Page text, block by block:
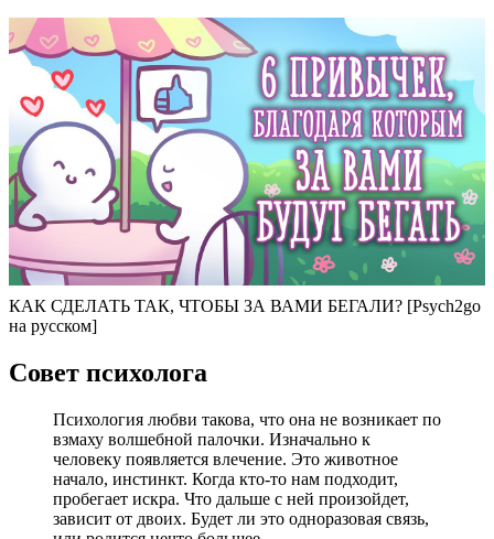
КАК СДЕЛАТЬ ТАК, ЧТОБЫ ЗА ВАМИ БЕГАЛИ? [Psych2go
на русском]
Совет психолога
Психология любви такова, что она не возникает по
взмаху волшебной палочки. Изначально к
человеку появляется влечение. Это животное
начало, инстинкт. Когда кто-то нам подходит,
пробегает искра. Что дальше с ней произойдет,
зависит от двоих. Будет ли это одноразовая связь,